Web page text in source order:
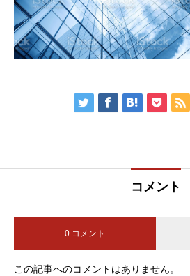
コメント
0 コメント
この記事へのコメントはありません。